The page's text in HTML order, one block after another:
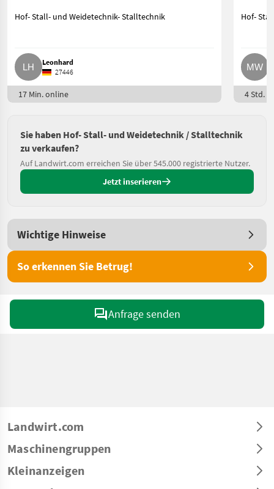
Hof- Stall- und Weidetechnik- Stalltechnik
Leonhard
27446
17 Min. online
Hof-
4 Std.
Sie haben Hof- Stall- und Weidetechnik / Stalltechnik
zu verkaufen?
Auf Landwirt.com erreichen Sie über 545.000 registrierte Nutzer.
Jetzt inserieren
Wichtige Hinweise
So erkennen Sie Betrug!
Anfrage senden
Landwirt.com
Maschinengruppen
Kleinanzeigen